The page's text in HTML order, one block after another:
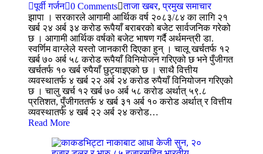
पूर्वी गर्जन 0 Comments ताजा खबर,प्रमुख समाचार
झापा । सरकारले आगामी आर्थिक वर्ष २०८३/८४ का लागि २१
खर्ब २४ अर्ब ३४ करोड रूपैयाँ बराबरको बजेट सार्वजनिक गरेको
छ । आगामी आर्थिक वर्षको बजेट भाषण गर्दै अर्थमन्त्री डा.
स्वर्णिम वाग्लेले यस्तो जानकारी दिएका हुन् । चालू खर्चतर्फ १२
खर्ब ७० अर्ब ५८ करोड रूपैयाँ विनियोजन गरिएको छ भने पुँजीगत
खर्चतर्फ १० खर्ब रुपैयाँ छुट्याइएको छ । साथै वित्तीय
व्यवस्थातर्फ ४ खर्ब २२ अर्ब २४ करोड रुपैयाँ विनियोजन गरिएको
छ । चालु खर्च १२ खर्ब ७० अर्ब ५८ करोड अर्थात् ५९.८
प्रतिशत, पुँजीगततर्फ ४ खर्ब ३१ अर्ब १० करोड अर्थात् र वित्तीय
व्यवस्थातर्फ ४ खर्ब २२ अर्ब २४ करोड…
Read More